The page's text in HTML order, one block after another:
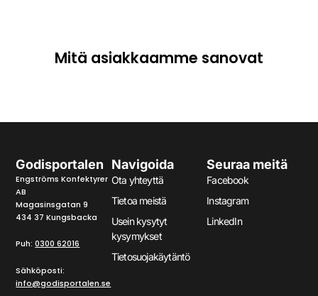
Mitä asiakkaamme sanovat
Godisportalen
Engströms Konfektyrer
AB
Magasinsgatan 9
434 37 Kungsbacka
Puh:0300 62016
Sähköposti:
info@godisportalen.se
Navigoida
Ota yhteyttä
Tietoa meistä
Usein kysytyt
kysymykset
Tietosuojakäytäntö
Seuraa meitä
Facebook
Instagram
LinkedIn